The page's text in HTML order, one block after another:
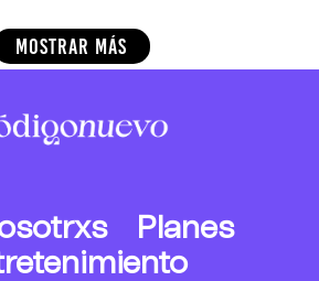
MOSTRAR MÁS
Planes